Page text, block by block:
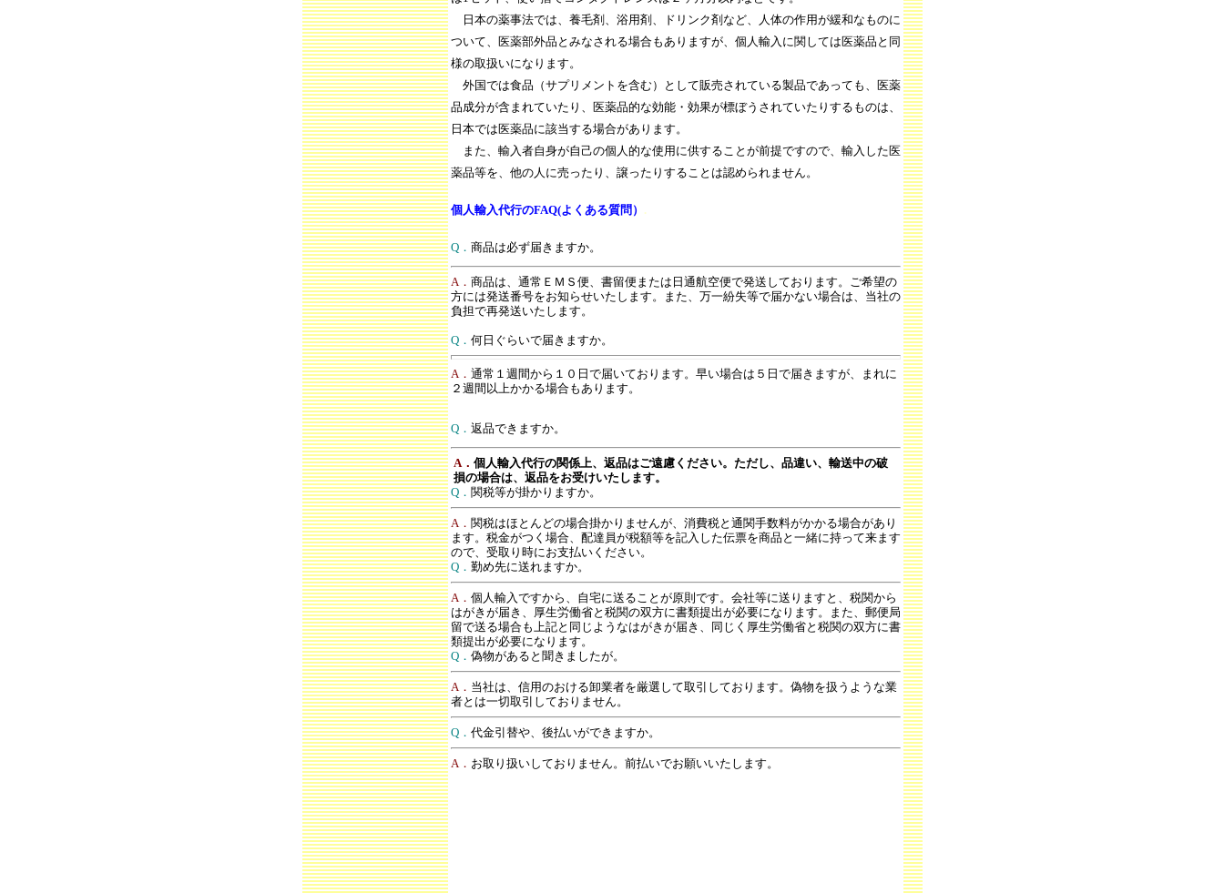
日本の薬事法では、養毛剤、浴用剤、ドリンク剤など、人体の作用が緩和なものに
ついて、医薬部外品とみなされる場合もありますが、個人輸入に関しては医薬品と同
様の取扱いになります。
外国では食品（サプリメントを含む）として販売されている製品であっても、医薬
品成分が含まれていたり、医薬品的な効能・効果が標ぼうされていたりするものは、
日本では医薬品に該当する場合があります。
また、輸入者自身が自己の個人的な使用に供することが前提ですので、輸入した医
薬品等を、他の人に売ったり、譲ったりすることは認められません。
個人輸入代行のFAQ(よくある質問） .
Q． 商品は必ず届きますか。
A． 商品は、通常ＥＭＳ便、書留便または日通航空便で発送しております。ご希望の
方には発送番号をお知らせいたします。また、万一紛失等で届かない場合は、当社の
負担で再発送いたします。
Q． 何日ぐらいで届きますか。
A． 通常１週間から１０日で届いております。早い場合は５日で届きますが、まれに
２週間以上かかる場合もあります。
Q． 返品できますか。
A． 個人輸入代行の関係上、返品はご遠慮ください。ただし、品違い、輸送中の破
損の場合は、返品をお受けいたします。
Q． 関税等が掛かりますか。
A． 関税はほとんどの場合掛かりませんが、消費税と通関手数料がかかる場合があり
ます。税金がつく場合、配達員が税額等を記入した伝票を商品と一緒に持って来ます
ので、受取り時にお支払いください。
Q． 勤め先に送れますか。
A． 個人輸入ですから、自宅に送ることが原則です。会社等に送りますと、税関から
はがきが届き、厚生労働省と税関の双方に書類提出が必要になります。また、郵便局
留で送る場合も上記と同じようなはがきが届き、同じく厚生労働省と税関の双方に書
類提出が必要になります。
Q． 偽物があると聞きましたが。
A． 当社は、信用のおける卸業者を厳選して取引しております。偽物を扱うような業
者とは一切取引しておりません。
Q． 代金引替や、後払いができますか。
A． お取り扱いしておりません。前払いでお願いいたします。